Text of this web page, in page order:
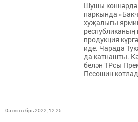
Шушы көннәрдә
паркында
хуҗалыгы
продукция
иде. Чарада
да катнашты.
белән ТРсы
Песошин
05 сентябрь 2022, 12:25